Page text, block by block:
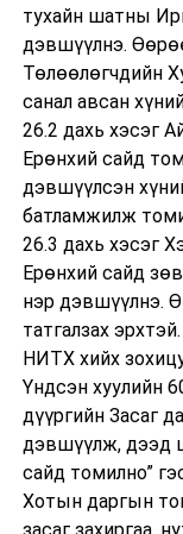
тухайн шатны
дэвшүүлнэ.
Төлөөлөгчдийн
санал авсан
26.2 дахь хэсэг
Ерөнхий сайд
дэвшүүлсэн
батламжилж
26.3 дахь хэсэг
Ерөнхий сайд
нэр дэвшүүлнэ.
татгалзах
НИТХ хийх
Үндсэн хуулийн
дүүргийн Засаг
дэвшүүлж, дээд
сайд томилно”
Хотын даргын